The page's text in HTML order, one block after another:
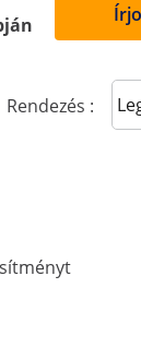
Rendezés :